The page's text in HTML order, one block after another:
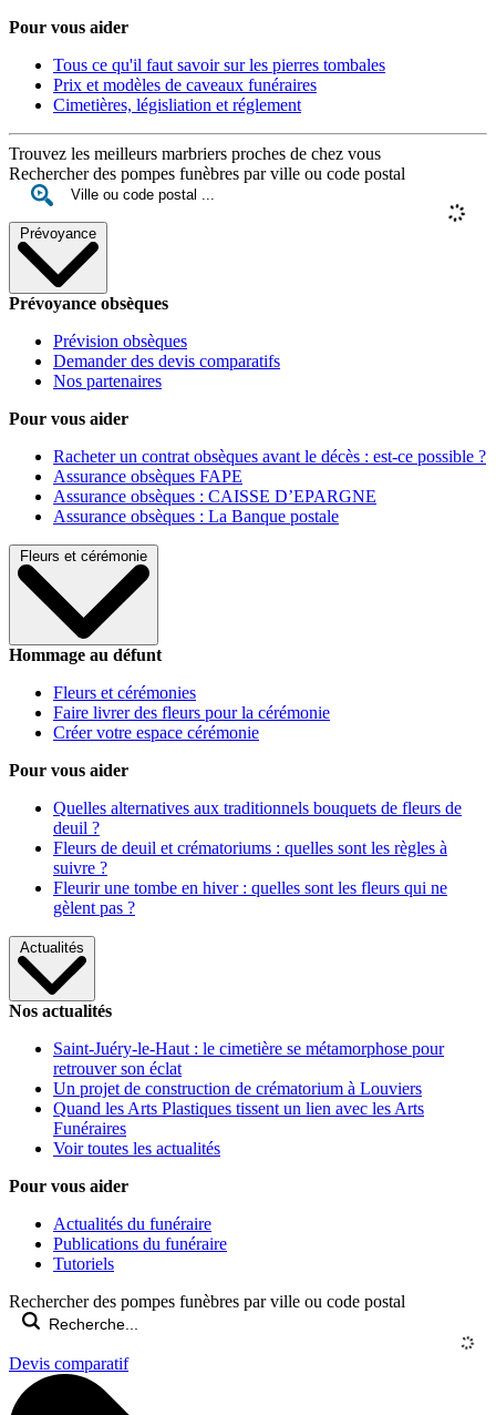
Pour vous aider
Tous ce qu'il faut savoir sur les pierres tombales
Prix et modèles de caveaux funéraires
Cimetières, législiation et réglement
Trouvez les meilleurs marbriers proches de chez vous
Rechercher des pompes funèbres par ville ou code postal
Prévoyance
Prévoyance obsèques
Prévision obsèques
Demander des devis comparatifs
Nos partenaires
Pour vous aider
Racheter un contrat obsèques avant le décès : est-ce possible ?
Assurance obsèques FAPE
Assurance obsèques : CAISSE D’EPARGNE
Assurance obsèques : La Banque postale
Fleurs et cérémonie
Hommage au défunt
Fleurs et cérémonies
Faire livrer des fleurs pour la cérémonie
Créer votre espace cérémonie
Pour vous aider
Quelles alternatives aux traditionnels bouquets de fleurs de
deuil ?
Fleurs de deuil et crématoriums : quelles sont les règles à
suivre ?
Fleurir une tombe en hiver : quelles sont les fleurs qui ne
gèlent pas ?
Actualités
Nos actualités
Saint-Juéry-le-Haut : le cimetière se métamorphose pour
retrouver son éclat
Un projet de construction de crématorium à Louviers
Quand les Arts Plastiques tissent un lien avec les Arts
Funéraires
Voir toutes les actualités
Pour vous aider
Actualités du funéraire
Publications du funéraire
Tutoriels
Rechercher des pompes funèbres par ville ou code postal
Devis comparatif